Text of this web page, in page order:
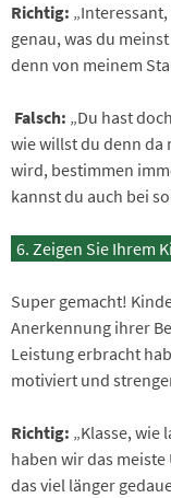
Richtig:
genau, was du
denn von meinem
Falsch: „Du hast
wie willst du denn da
wird, bestimmen
kannst du auch bei
Zeigen Sie Ihrem
Super gemacht!
Anerkennung ihrer
Leistung erbracht
motiviert und
Richtig: „Klasse, wie
haben wir das
das viel länger